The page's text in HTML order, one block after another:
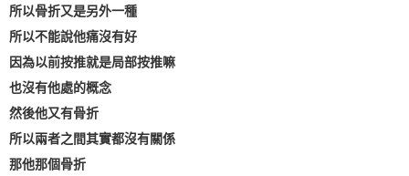
所以骨折又是另外一種
所以不能說他痛沒有好
因為以前按推就是局部按推嘛
也沒有他處的概念
然後他又有骨折
所以兩者之間其實都沒有關係
那他那個骨折